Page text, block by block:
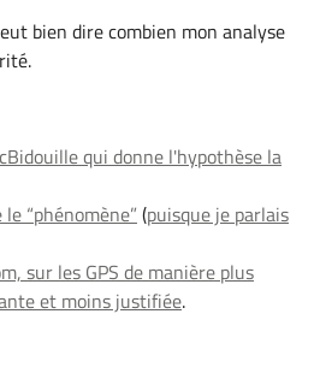
bien dire combien mon analyse
qui donne l'hypothèse la
“phénomène” (puisque je parlais
sur les GPS de manière plus
et moins justifiée.